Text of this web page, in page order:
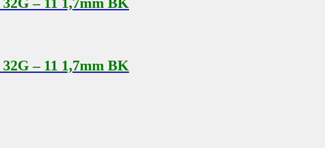
– 11 1,7mm BK